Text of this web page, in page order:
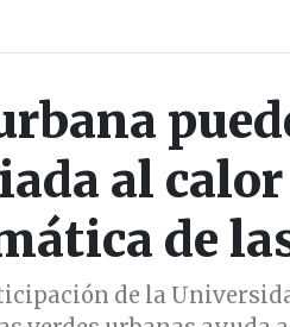
al
de
de la